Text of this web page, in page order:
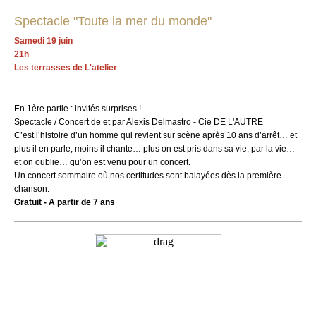
Spectacle "Toute la mer du monde"
Samedi 19 juin
21h
Les terrasses de L'atelier
En 1ère partie : invités surprises !
Spectacle / Concert de et par Alexis Delmastro - Cie DE L'AUTRE
C’est l’histoire d’un homme qui revient sur scène après 10 ans d’arrêt… et
plus il en parle, moins il chante… plus on est pris dans sa vie, par la vie…
et on oublie… qu’on est venu pour un concert.
Un concert sommaire où nos certitudes sont balayées dès la première
chanson.
Gratuit - A partir de 7 ans